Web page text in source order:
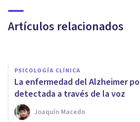
Artículos relacionados
objetivos
PSICOLOGÍA CLÍNICA
La enfermedad del Alzheimer
detectada a través de la voz
Joaquín Macedo
NEUROCIENCIAS